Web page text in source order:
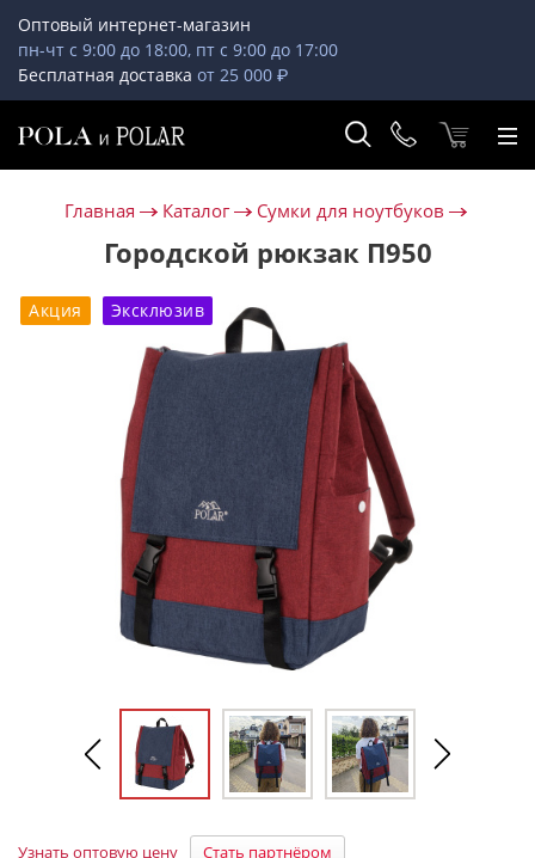
Оптовый интернет-магазин
пн-чт с 9:00 до 18:00, пт с 9:00 до 17:00
Бесплатная доставка от 25 000 ₽
Главная Каталог Сумки для ноутбуков
Городской рюкзак П950
Акция Эксклюзив
Узнать оптовую цену Стать партнёром